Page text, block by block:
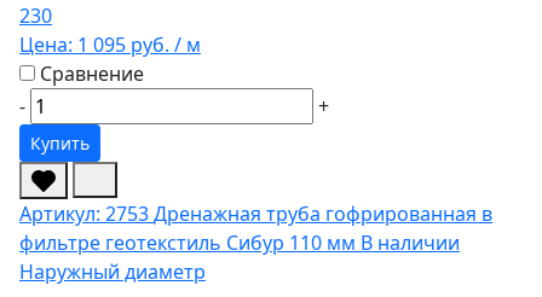
230
Цена: 1 095 руб. / м
Сравнение
-
+
Купить
Артикул: 2753Дренажная труба гофрированная в
фильтре геотекстиль Сибур 110 мм В наличии
Наружный диаметр